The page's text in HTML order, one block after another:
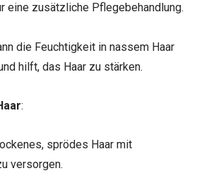
eine zusätzliche Pflegebehandlung.
die Feuchtigkeit in nassem Haar
hilft, das Haar zu stärken.
:
sprödes Haar mit
versorgen.